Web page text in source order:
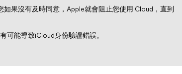
如果沒有及時同意，Apple就會阻止您使用iCloud，直到
可能導致iCloud身份驗證錯誤。